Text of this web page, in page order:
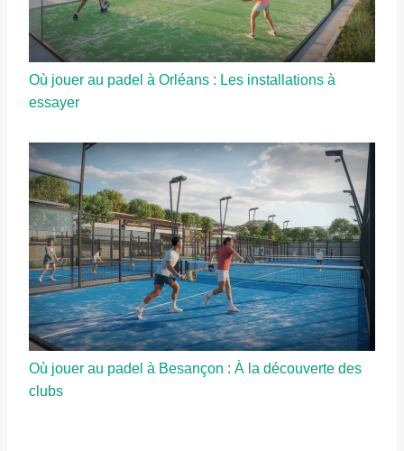
Où jouer au padel à Orléans : Les installations à
essayer
Où jouer au padel à Besançon : À la découverte des
clubs